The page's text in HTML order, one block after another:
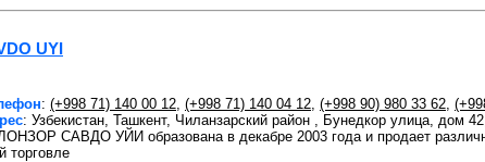
UYI
: (+998 71) 140 00 12, (+998 71) 140 04 12, (+998 90) 980 33 62,
: Узбекистан, Ташкент, Чиланзарский район , Бунедкор улица, дом
САВДО УЙИ образована в декабре 2003 года и продает
торговле